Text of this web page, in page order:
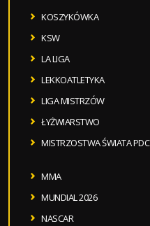
KOSZYKÓWKA
KSW
LA LIGA
LEKKOATLETYKA
LIGA MISTRZÓW
ŁYŻWIARSTWO
MISTRZOSTWA ŚWIATA PDC
MMA
MUNDIAL 2026
NASCAR